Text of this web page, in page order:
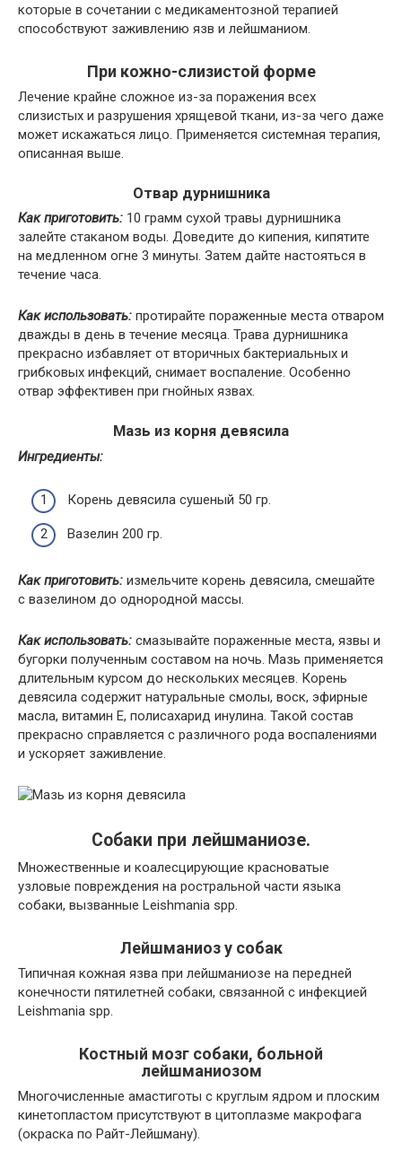
которые в сочетании с медикаментозной терапией
способствуют заживлению язв и лейшманиом.
При кожно-слизистой форме
Лечение крайне сложное из-за поражения всех
слизистых и разрушения хрящевой ткани, из-за чего даже
может искажаться лицо. Применяется системная терапия,
описанная выше.
Отвар дурнишника
Как приготовить: 10 грамм сухой травы дурнишника
залейте стаканом воды. Доведите до кипения, кипятите
на медленном огне 3 минуты. Затем дайте настояться в
течение часа.
Как использовать: протирайте пораженные места отваром
дважды в день в течение месяца. Трава дурнишника
прекрасно избавляет от вторичных бактериальных и
грибковых инфекций, снимает воспаление. Особенно
отвар эффективен при гнойных язвах.
Мазь из корня девясила
Ингредиенты:
Корень девясила сушеный 50 гр.
Вазелин 200 гр.
Как приготовить: измельчите корень девясила, смешайте
с вазелином до однородной массы.
Как использовать: смазывайте пораженные места, язвы и
бугорки полученным составом на ночь. Мазь применяется
длительным курсом до нескольких месяцев. Корень
девясила содержит натуральные смолы, воск, эфирные
масла, витамин Е, полисахарид инулина. Такой состав
прекрасно справляется с различного рода воспалениями
и ускоряет заживление.
Собаки при лейшманиозе.
Множественные и коалесцирующие красноватые
узловые повреждения на ростральной части языка
собаки, вызванные Leishmania spp.
Лейшманиоз у собак
Типичная кожная язва при лейшманиозе на передней
конечности пятилетней собаки, связанной с инфекцией
Leishmania spp.
Костный мозг собаки, больной
лейшманиозом
Многочисленные амастиготы с круглым ядром и плоским
кинетопластом присутствуют в цитоплазме макрофага
(окраска по Райт-Лейшману).